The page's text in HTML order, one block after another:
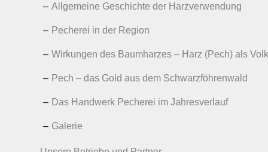
Allgemeine Geschichte der Harzverwendung
Pecherei in der Region
Wirkungen des Baumharzes – Harz (Pech) als
Pech – das Gold aus dem Schwarzföhrenwald
Das Handwerk Pecherei im Jahresverlauf
Galerie